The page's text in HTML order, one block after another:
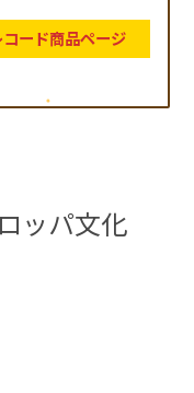
ード商品ページ
ッパ文化